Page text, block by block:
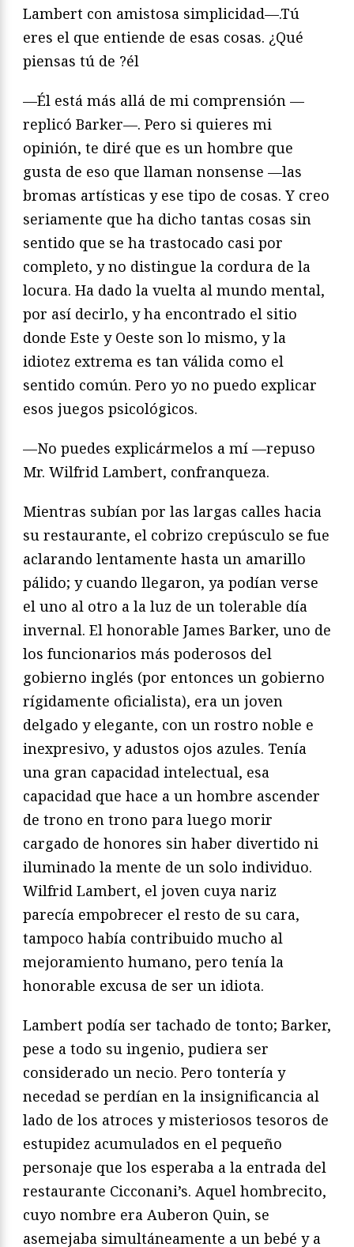
Lambert con amistosa simplicidad—.Tú
eres el que entiende de esas cosas. ¿Qué
piensas tú de ?él
—Él está más allá de mi comprensión —
replicó Barker—. Pero si quieres mi
opinión, te diré que es un hombre que
gusta de eso que llaman nonsense —las
bromas artísticas y ese tipo de cosas. Y creo
seriamente que ha dicho tantas cosas sin
sentido que se ha trastocado casi por
completo, y no distingue la cordura de la
locura. Ha dado la vuelta al mundo mental,
por así decirlo, y ha encontrado el sitio
donde Este y Oeste son lo mismo, y la
idiotez extrema es tan válida como el
sentido común. Pero yo no puedo explicar
esos juegos psicológicos.
—No puedes explicármelos a mí —repuso
Mr. Wilfrid Lambert, confranqueza.
Mientras subían por las largas calles hacia
su restaurante, el cobrizo crepúsculo se fue
aclarando lentamente hasta un amarillo
pálido; y cuando llegaron, ya podían verse
el uno al otro a la luz de un tolerable día
invernal. El honorable James Barker, uno de
los funcionarios más poderosos del
gobierno inglés (por entonces un gobierno
rígidamente oficialista), era un joven
delgado y elegante, con un rostro noble e
inexpresivo, y adustos ojos azules. Tenía
una gran capacidad intelectual, esa
capacidad que hace a un hombre ascender
de trono en trono para luego morir
cargado de honores sin haber divertido ni
iluminado la mente de un solo individuo.
Wilfrid Lambert, el joven cuya nariz
parecía empobrecer el resto de su cara,
tampoco había contribuido mucho al
mejoramiento humano, pero tenía la
honorable excusa de ser un idiota.
Lambert podía ser tachado de tonto; Barker,
pese a todo su ingenio, pudiera ser
considerado un necio. Pero tontería y
necedad se perdían en la insignificancia al
lado de los atroces y misteriosos tesoros de
estupidez acumulados en el pequeño
personaje que los esperaba a la entrada del
restaurante Cicconani’s. Aquel hombrecito,
cuyo nombre era Auberon Quin, se
asemejaba simultáneamente a un bebé y a